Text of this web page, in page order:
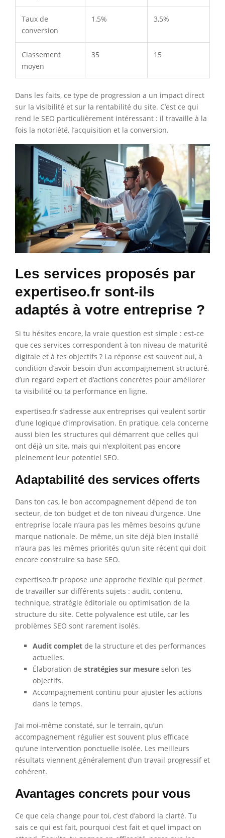
Taux de
conversion
1,5% 3,5%
Classement
moyen
35 15
Dans les faits, ce type de progression a un impact direct
sur la visibilité et sur la rentabilité du site. C’est ce qui
rend le SEO particulièrement intéressant : il travaille à la
fois la notoriété, l’acquisition et la conversion.
Les services proposés par
expertiseo.fr sont-ils
adaptés à votre entreprise ?
Si tu hésites encore, la vraie question est simple : est-ce
que ces services correspondent à ton niveau de maturité
digitale et à tes objectifs ? La réponse est souvent oui, à
condition d’avoir besoin d’un accompagnement structuré,
d’un regard expert et d’actions concrètes pour améliorer
ta visibilité ou ta performance en ligne.
expertiseo.fr s’adresse aux entreprises qui veulent sortir
d’une logique d’improvisation. En pratique, cela concerne
aussi bien les structures qui démarrent que celles qui
ont déjà un site, mais qui n’exploitent pas encore
pleinement leur potentiel SEO.
Adaptabilité des services offerts
Dans ton cas, le bon accompagnement dépend de ton
secteur, de ton budget et de ton niveau d’urgence. Une
entreprise locale n’aura pas les mêmes besoins qu’une
marque nationale. De même, un site déjà bien installé
n’aura pas les mêmes priorités qu’un site récent qui doit
encore construire sa base SEO.
expertiseo.fr propose une approche flexible qui permet
de travailler sur différents sujets : audit, contenu,
technique, stratégie éditoriale ou optimisation de la
structure du site. Cette polyvalence est utile, car les
problèmes SEO sont rarement isolés.
Audit complet de la structure et des performances
actuelles.
Élaboration de stratégies sur mesure selon tes
objectifs.
Accompagnement continu pour ajuster les actions
dans le temps.
J’ai moi-même constaté, sur le terrain, qu’un
accompagnement régulier est souvent plus efficace
qu’une intervention ponctuelle isolée. Les meilleurs
résultats viennent généralement d’un travail progressif et
cohérent.
Avantages concrets pour vous
Ce que cela change pour toi, c’est d’abord la clarté. Tu
sais ce qui est fait, pourquoi c’est fait et quel impact on